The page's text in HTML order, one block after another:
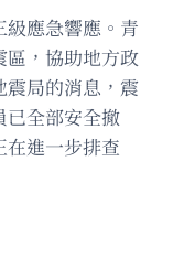
應急響應。青
區，協助地方政
震局的消息，震
已全部安全撤
進一步排查